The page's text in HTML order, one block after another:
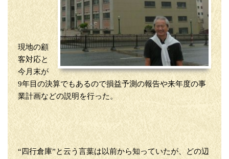
現地の顧
客対応と
今月末が
9年目の決算でもあるので損益予測の報告や来年度の事
業計画などの説明を行った。
“四行倉庫”と云う言葉は以前から知っていたが、どの辺